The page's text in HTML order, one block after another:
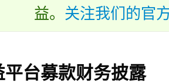
益。 关注我们的官
平台募款财务披露